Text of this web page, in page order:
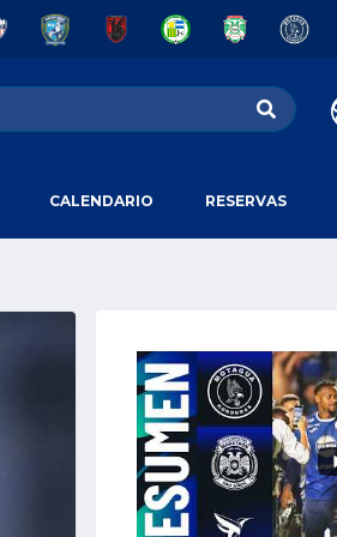
CALENDARIO RESERVAS